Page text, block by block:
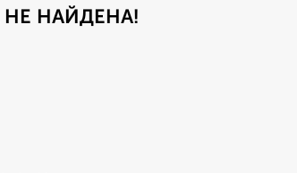
НАЙДЕНА!